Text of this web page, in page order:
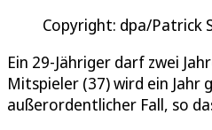
Copyright: dpa/Patrick
Ein 29-Jähriger darf zwei
Mitspieler (37) wird ein Jahr
außerordentlicher Fall, so